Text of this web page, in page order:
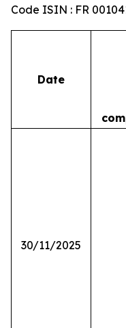
Code ISIN : FR
Date
30/11/2025